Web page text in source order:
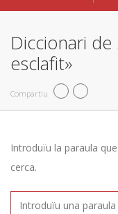
Diccionari de
esclafit»
Compartiu
Introduïu la paraula
cerca.